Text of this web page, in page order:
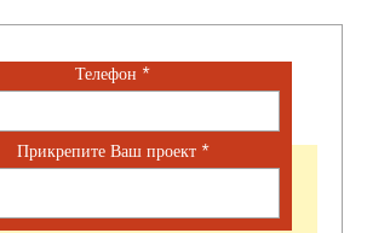
Телефон *
Прикрепите Ваш проект *